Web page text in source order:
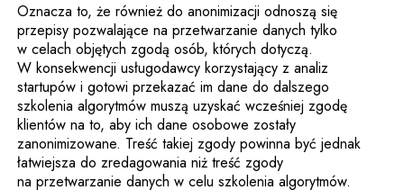
Oznacza to, że również do anonimizacji odnoszą się
przepisy pozwalające na przetwarzanie danych tylko
w celach objętych zgodą osób, których dotyczą.
W konsekwencji usługodawcy korzystający z analiz
startupów i gotowi przekazać im dane do dalszego
szkolenia algorytmów muszą uzyskać wcześniej zgodę
klientów na to, aby ich dane osobowe zostały
zanonimizowane. Treść takiej zgody powinna być jednak
łatwiejsza do zredagowania niż treść zgody
na przetwarzanie danych w celu szkolenia algorytmów.